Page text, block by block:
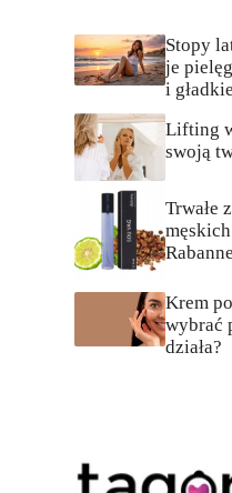
Stopy
je
i
Lifting
swoją
Trwałe
Krem
wybrać
działa?